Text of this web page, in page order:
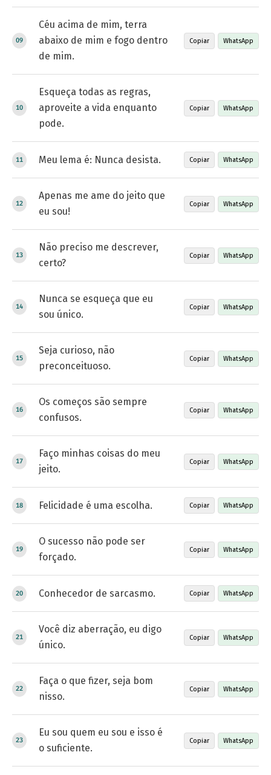
Céu acima de mim, terra
abaixo de mim e fogo dentro
de mim.
Copiar WhatsApp
Esqueça todas as regras,
aproveite a vida enquanto
pode.
Copiar WhatsApp
Meu lema é: Nunca desista. Copiar WhatsApp
Apenas me ame do jeito que
eu sou!
Copiar WhatsApp
Não preciso me descrever,
certo?
Copiar WhatsApp
Nunca se esqueça que eu
sou único.
Copiar WhatsApp
Seja curioso, não
preconceituoso.
Copiar WhatsApp
Os começos são sempre
confusos.
Copiar WhatsApp
Faço minhas coisas do meu
jeito.
Copiar WhatsApp
Felicidade é uma escolha. Copiar WhatsApp
O sucesso não pode ser
forçado.
Copiar WhatsApp
Conhecedor de sarcasmo. Copiar WhatsApp
Você diz aberração, eu digo
único.
Copiar WhatsApp
Faça o que fizer, seja bom
nisso.
Copiar WhatsApp
Eu sou quem eu sou e isso é
o suficiente.
Copiar WhatsApp